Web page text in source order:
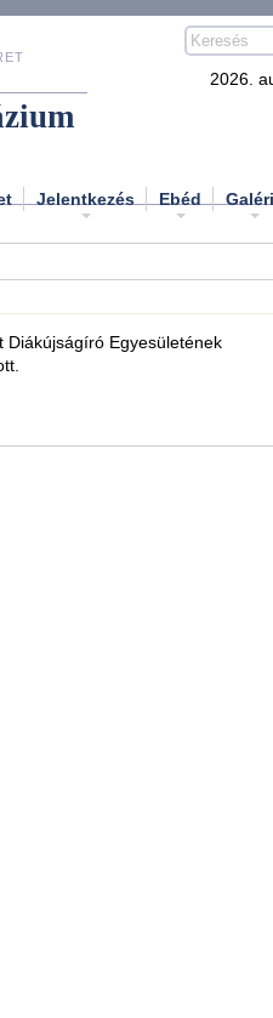
2026.
Jelentkezés Ebéd
Diákújságíró Egyesületének